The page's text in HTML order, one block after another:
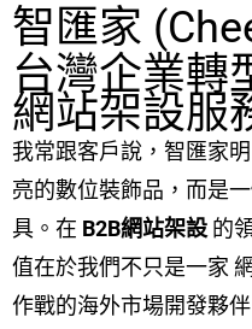
智匯家
台灣企業轉
網站架設服
我常跟客戶說，智匯家
亮的數位裝飾品，而是
具。在 B2B網站架設 的
值在於我們不只是一家
作戰的海外市場開發夥